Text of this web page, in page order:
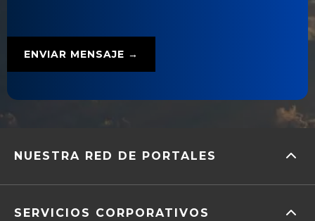
NUESTRA RED DE PORTALES
SERVICIOS CORPORATIVOS